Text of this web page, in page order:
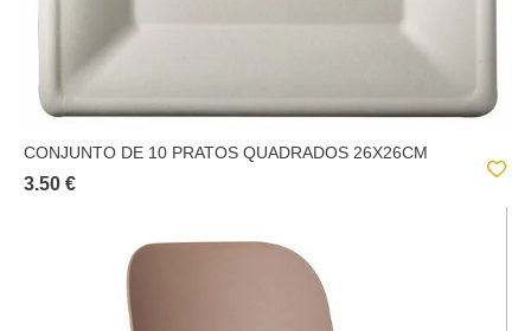
CONJUNTO DE 10 PRATOS QUADRADOS 26X26CM
3.50 €